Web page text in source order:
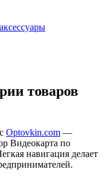
товаров
Optovkin.com —
Видеокарта по
навигация делает